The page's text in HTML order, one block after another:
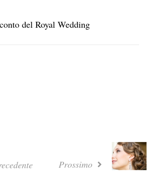
del Royal Wedding
Prossimo